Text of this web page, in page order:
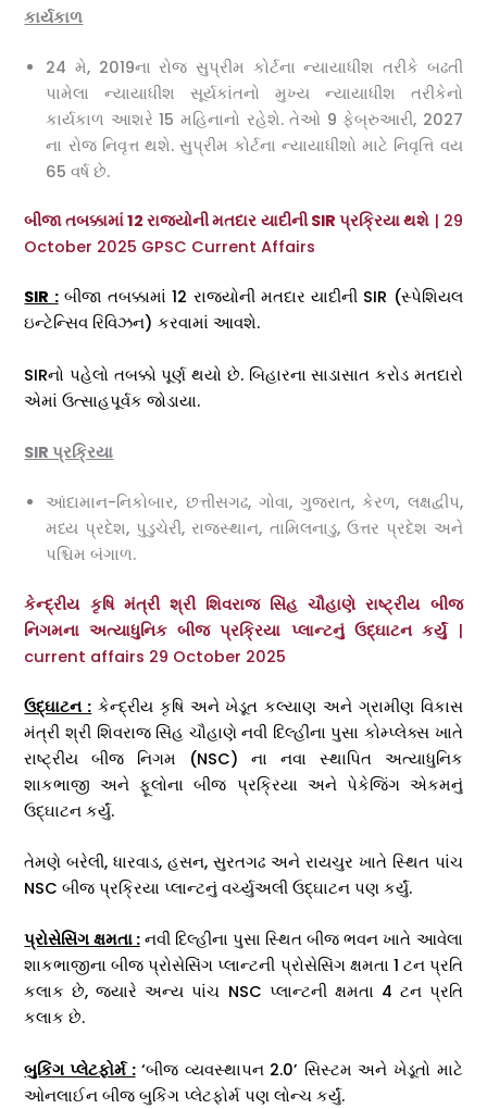
કાર્યકાળ
24 મે, 2019ના રોજ સુપ્રીમ કોર્ટના ન્યાયાધીશ તરીકે બઢતી
પામેલા ન્યાયાધીશ સૂર્યકાંતનો મુખ્ય ન્યાયાધીશ તરીકેનો
કાર્યકાળ આશરે 15 મહિનાનો રહેશે. તેઓ 9 ફેબ્રુઆરી, 2027
ના રોજ નિવૃત્ત થશે. સુપ્રીમ કોર્ટના ન્યાયાધીશો માટે નિવૃત્તિ વય
65 વર્ષ છે.
બીજા તબક્કામાં 12 રાજ્યોની મતદાર યાદીની SIR પ્રક્રિયા થશે| 29
October 2025 GPSC Current Affairs
SIR :બીજા તબક્કામાં 12 રાજ્યોની મતદાર યાદીની SIR (સ્પેશિયલ
ઇન્ટેન્સિવ રિવિઝન) કરવામાં આવશે.
SIRનો પહેલો તબક્કો પૂર્ણ થયો છે. બિહારના સાડાસાત કરોડ મતદારો
એમાં ઉત્સાહપૂર્વક જોડાયા.
SIR પ્રક્રિયા
આંદામાન-નિકોબાર, છત્તીસગઢ, ગોવા, ગુજરાત, કેરળ, લક્ષદ્વીપ,
મધ્ય પ્રદેશ, પુડુચેરી, રાજસ્થાન, તામિલનાડુ, ઉત્તર પ્રદેશ અને
પશ્ચિમ બંગાળ.
કેન્દ્રીય કૃષિ મંત્રી શ્રી શિવરાજ સિંહ ચૌહાણે રાષ્ટ્રીય બીજ
નિગમના અત્યાધુનિક બીજ પ્રક્રિયા પ્લાન્ટનું ઉદ્ઘાટન કર્યું|
current affairs 29 October 2025
ઉદ્ઘાટન : કેન્દ્રીય કૃષિ અને ખેડૂત કલ્યાણ અને ગ્રામીણ વિકાસ
મંત્રી શ્રી શિવરાજ સિંહ ચૌહાણે નવી દિલ્હીના પુસા કોમ્પ્લેક્સ ખાતે
રાષ્ટ્રીય બીજ નિગમ (NSC) ના નવા સ્થાપિત અત્યાધુનિક
શાકભાજી અને ફૂલોના બીજ પ્રક્રિયા અને પેકેજિંગ એકમનું
ઉદ્ઘાટન કર્યું.
તેમણે બરેલી, ધારવાડ, હસન, સુરતગઢ અને રાયચુર ખાતે સ્થિત પાંચ
NSC બીજ પ્રક્રિયા પ્લાન્ટનું વર્ચ્યુઅલી ઉદ્ઘાટન પણ કર્યું.
પ્રોસેસિંગ ક્ષમતા :નવી દિલ્હીના પુસા સ્થિત બીજ ભવન ખાતે આવેલા
શાકભાજીના બીજ પ્રોસેસિંગ પ્લાન્ટની પ્રોસેસિંગ ક્ષમતા 1 ટન પ્રતિ
કલાક છે, જ્યારે અન્ય પાંચ NSC પ્લાન્ટની ક્ષમતા 4 ટન પ્રતિ
કલાક છે.
બુકિંગ પ્લેટફોર્મ :‘બીજ વ્યવસ્થાપન 2.0’ સિસ્ટમ અને ખેડૂતો માટે
ઓનલાઈન બીજ બુકિંગ પ્લેટફોર્મ પણ લોન્ચ કર્યું.